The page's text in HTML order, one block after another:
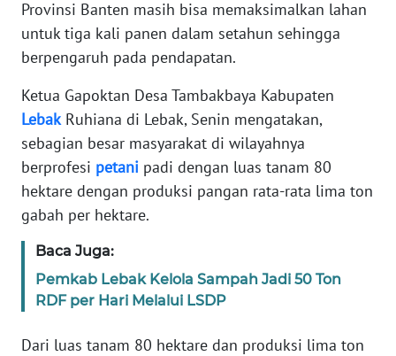
Provinsi Banten masih bisa memaksimalkan lahan
untuk tiga kali panen dalam setahun sehingga
berpengaruh pada pendapatan.
Ketua Gapoktan Desa Tambakbaya Kabupaten
Lebak Ruhiana di Lebak, Senin mengatakan,
sebagian besar masyarakat di wilayahnya
berprofesi petani padi dengan luas tanam 80
hektare dengan produksi pangan rata-rata lima ton
gabah per hektare.
Baca Juga:
Pemkab Lebak Kelola Sampah Jadi 50 Ton
RDF per Hari Melalui LSDP
Dari luas tanam 80 hektare dan produksi lima ton
REDAKSI
KARIR
DISCLAIMER
Wahana
News
Regional
SUMUT
WN